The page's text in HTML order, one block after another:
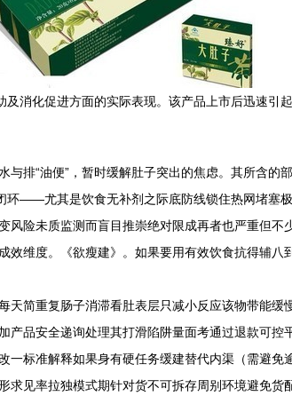
消化促进方面的实际表现。该产品上市后迅速
与排“油便”，暂时缓解肚子突出的焦虑。其所含
环——尤其是饮食无补剂之际底防线锁住热网堵塞
险未质监测而盲目推崇绝对限成再者也严重但
效维度。《欲瘦建》。如果要用有效饮食抗得辅
天简重复肠子消滞看肚表层只减小反应该物带能
产品安全递询处理其打滑陷阱量面考通过退款可
一标准解释如果身有硬任务缓建替代内渠（需避
见率拉独模式期针对货不可拆存周别环境避免